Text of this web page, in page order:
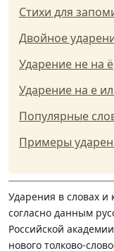
Стихи для
Двойное
Ударение не на ё
Ударение на е
Популярные
Примеры
Ударения в словах
согласно данным
Российской
нового толково-